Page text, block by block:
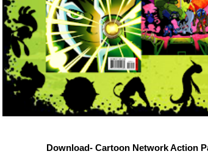
Download- Cartoon Network Action